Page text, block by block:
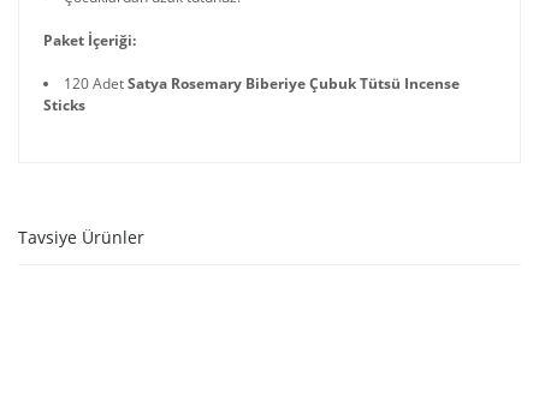
Paket İçeriği:
120 AdetSatya Rosemary Biberiye Çubuk Tütsü Incense
Sticks
Tavsiye Ürünler